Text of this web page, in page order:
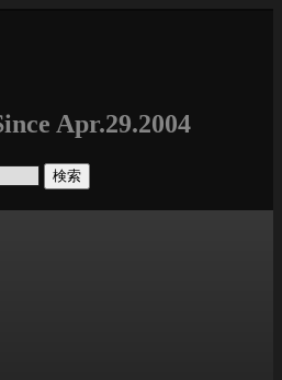
Apr.29.2004